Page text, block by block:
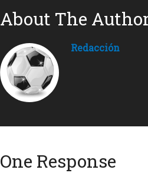
About The
Redacción
One Response